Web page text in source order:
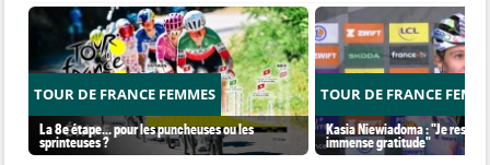
TOUR DE FRANCE FEMMES
La 8e étape… pour les puncheuses ou les
sprinteuses ?
TOUR DE FRANCE
Kasia Niewiadoma : "Je
immense gratitude"